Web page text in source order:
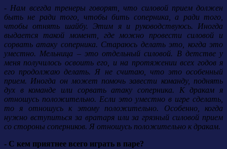
- Нам всегда тренеры говорят, что силовой прием должен
быть не ради того, чтобы бить соперника, а ради того,
чтобы отнять шайбу. Этим я и руководствуюсь. Иногда
выдается такой момент, где можно провести силовой и
сорвать атаку соперника. Стараюсь делать это, когда это
уместно. Мельница – это отдельный силовой. В детстве у
меня получилось освоить его, и на протяжении всех годов я
его продолжаю делать. Я не считаю, что это особенный
прием. Иногда он может помочь завести команду, поднять
дух в команде или сорвать атаку соперника. К дракам я
отношусь положительно. Если это уместно в игре сделать,
то я отношусь к этому положительно. Особенно, когда
нужно вступиться за вратаря или за грязный силовой прием
со стороны соперников. Я отношусь положительно к дракам.
- С кем приятнее всего играть в паре?